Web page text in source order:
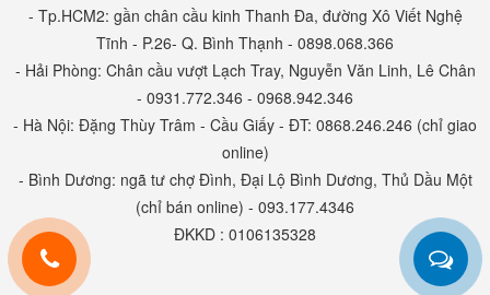
- Tp.HCM2: gần chân cầu kinh Thanh Đa, đường Xô Viết Nghệ
Tĩnh - P.26- Q. Bình Thạnh - 0898.068.366
- Hải Phòng: Chân cầu vượt Lạch Tray, Nguyễn Văn Linh, Lê Chân
- 0931.772.346 - 0968.942.346
- Hà Nội: Đặng Thùy Trâm - Cầu Giấy - ĐT: 0868.246.246 (chỉ giao
online)
- Bình Dương: ngã tư chợ Đình, Đại Lộ Bình Dương, Thủ Dầu Một
(chỉ bán online) - 093.177.4346
ĐKKD : 0106135328